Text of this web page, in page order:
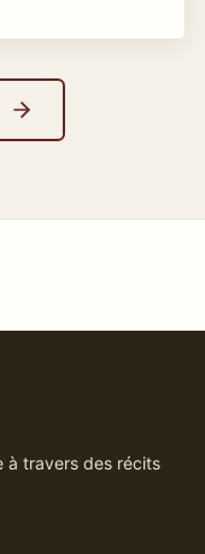
à travers des récits